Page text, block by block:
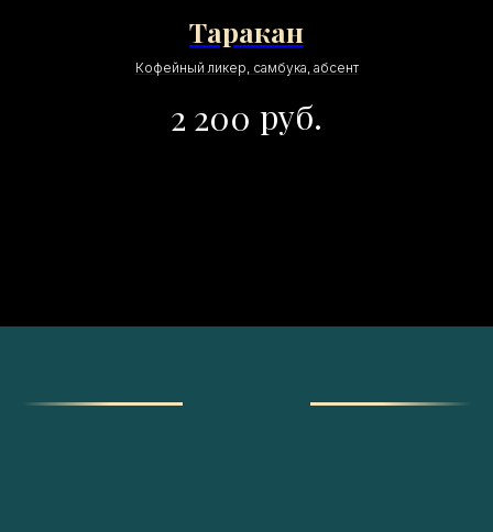
Таракан
Кофейный ликер, самбука, абсент
2 200 руб.